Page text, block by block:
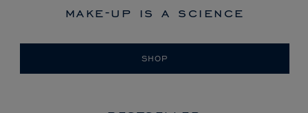
make-up is a science
SHOP